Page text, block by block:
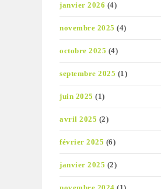
janvier 2026 (4)
novembre 2025 (4)
octobre 2025 (4)
septembre 2025 (1)
juin 2025 (1)
avril 2025 (2)
février 2025 (6)
janvier 2025 (2)